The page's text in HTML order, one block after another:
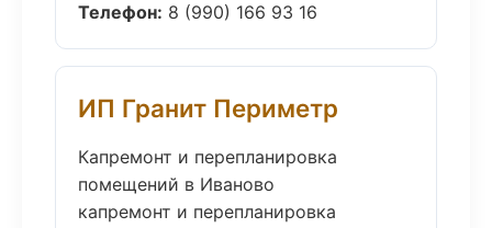
Телефон: 8 (990) 166 93 16
ИП Гранит Периметр
Капремонт и перепланировка
помещений в Иваново
капремонт и перепланировка